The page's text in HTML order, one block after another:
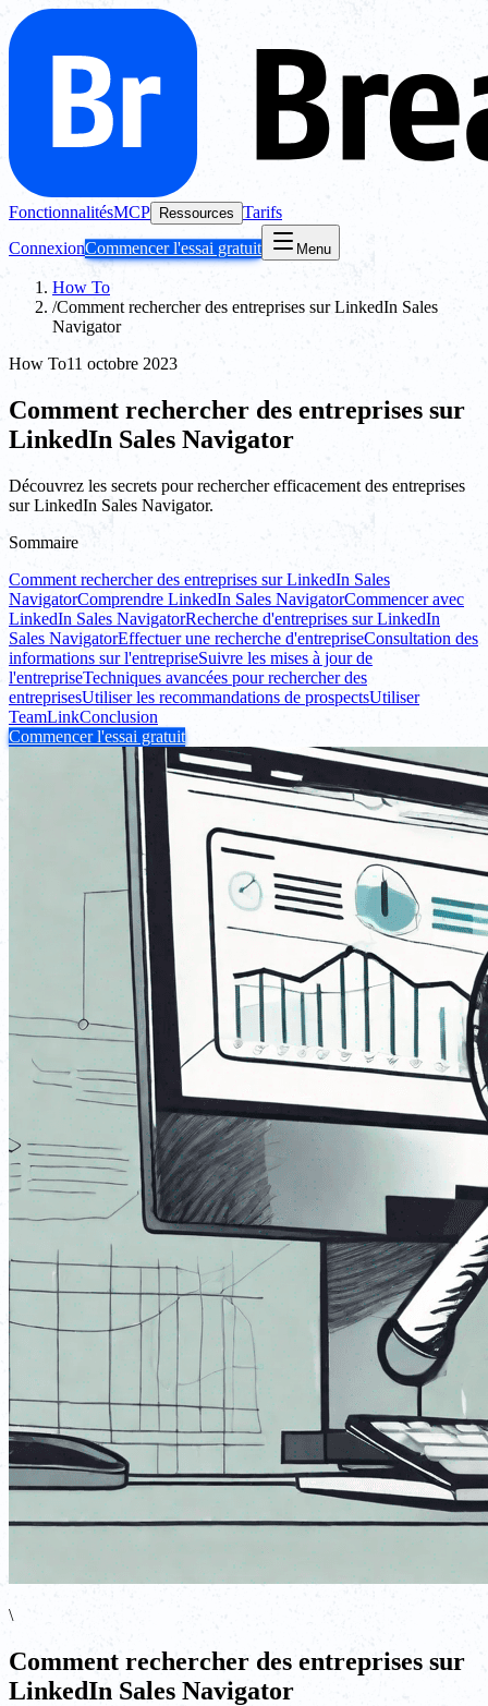
FonctionnalitésMCP Ressources Tarifs
ConnexionCommencer l'essai gratuit Menu
How To
/Comment rechercher des entreprises sur LinkedIn Sales
Navigator
How To11 octobre 2023
Comment rechercher des entreprises sur
LinkedIn Sales Navigator
Découvrez les secrets pour rechercher efficacement des entreprises
sur LinkedIn Sales Navigator.
Sommaire
Comment rechercher des entreprises sur LinkedIn Sales
NavigatorComprendre LinkedIn Sales NavigatorCommencer avec
LinkedIn Sales NavigatorRecherche d'entreprises sur LinkedIn
Sales NavigatorEffectuer une recherche d'entrepriseConsultation des
informations sur l'entrepriseSuivre les mises à jour de
l'entrepriseTechniques avancées pour rechercher des
entreprisesUtiliser les recommandations de prospectsUtiliser
TeamLinkConclusion
Commencer l'essai gratuit
\
Comment rechercher des entreprises sur
LinkedIn Sales Navigator